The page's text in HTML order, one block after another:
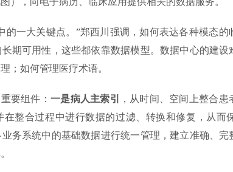
的一大关键点。”郑西川强调，如何表达各种模态
期可用性，这些都依靠数据模型。数据中心的建
；如何管理医疗术语。
要组件： 一是病人主索引
，从时间、空间上整合
在整合过程中进行数据的过滤、转换和修复，从而
业务系统中的基础数据进行统一管理，建立准确、